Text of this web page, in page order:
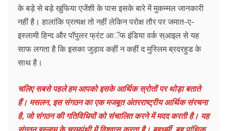
के बड़े से बड़े खुफिया एजेंशी के पास इसके बारे में मुकम्मल जानकारी
नहीं है। हालांकि प्रत्यक्ष तो नहीं लेकिन परोक्ष तौर पर जमात-ए-
इस्लामी हिन्द और पाॅपुलर फ्रंट आॅफ इंडिया वर्क स्आइल से यह
साफ लगता है कि इसका जुड़ाव कहीं न कहीं द मुस्लिम ब्रदरहुड के
साथ है।
चलिए सबसे पहले हम आपको इसके आर्थिक स्रोतों पर थोड़ा बताते
हैं। मसलन, इस संगठन का एक मजबूत अंतरराष्ट्रीय आर्थिक संरचना
है, जो संगठन की गतिविधियों को संचालित करने में मदद करती है। यह